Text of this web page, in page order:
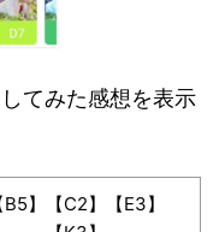
てみた感想を表示
B5】【C2】【E3】